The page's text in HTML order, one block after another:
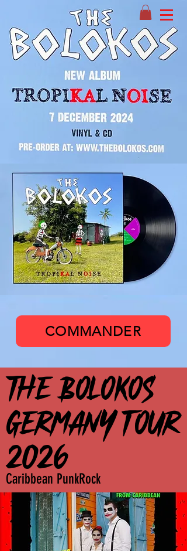
Caribbean PunkRock
The Bolokos
COMMANDER
THE BOLOKOS
GERMANY TOUR
2026
THE BOLOKOS
GERMANY TOUR
2026